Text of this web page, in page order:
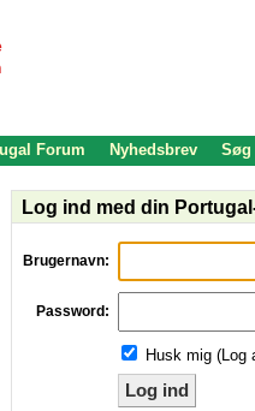
Forum Nyhedsbrev Søg
Log ind med din
Brugernavn:
Password:
Husk mig (Log
Log ind